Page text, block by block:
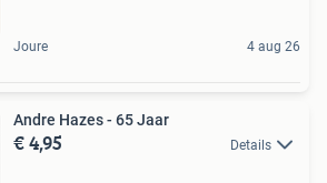
Joure 4 aug 26
Andre Hazes - 65 Jaar
€ 4,95 Details